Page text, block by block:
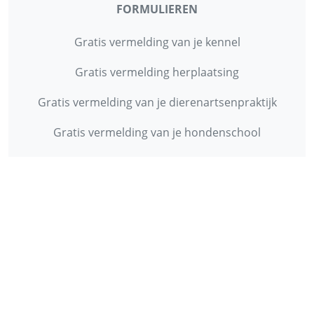
FORMULIEREN
Gratis vermelding van je kennel
Gratis vermelding herplaatsing
Gratis vermelding van je dierenartsenpraktijk
Gratis vermelding van je hondenschool